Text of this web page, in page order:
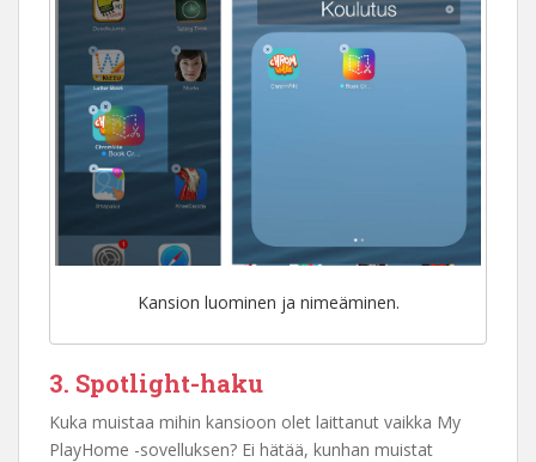
Kansion luominen ja nimeäminen.
3. Spotlight-haku
Kuka muistaa mihin kansioon olet laittanut vaikka My
PlayHome -sovelluksen? Ei hätää, kunhan muistat